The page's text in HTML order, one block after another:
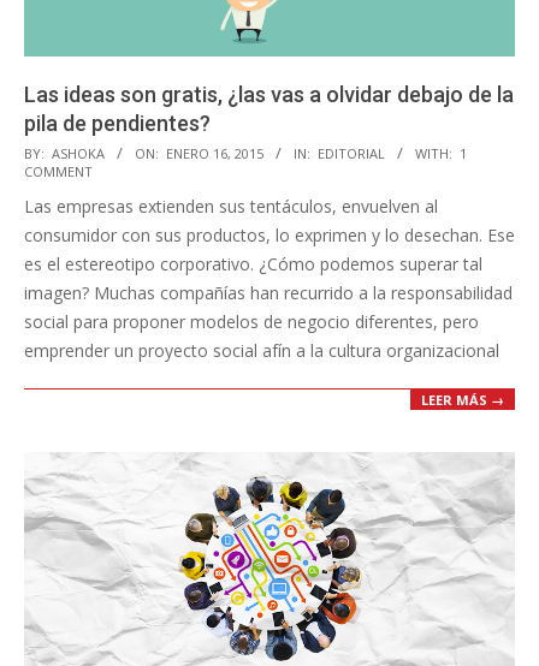
Las ideas son gratis, ¿las vas a olvidar debajo de la
pila de pendientes?
2015-
01-
16
BY: ASHOKA ON: ENERO 16, 2015 IN: EDITORIAL WITH: 1
COMMENT
Las empresas extienden sus tentáculos, envuelven al
consumidor con sus productos, lo exprimen y lo desechan. Ese
es el estereotipo corporativo. ¿Cómo podemos superar tal
imagen? Muchas compañías han recurrido a la responsabilidad
social para proponer modelos de negocio diferentes, pero
emprender un proyecto social afín a la cultura organizacional
LEER MÁS →